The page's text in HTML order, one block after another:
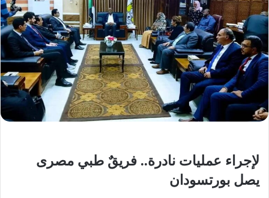
لإجراء عمليات نادرة.. فريقٌ طبي مصرى
يصل بورتسودان